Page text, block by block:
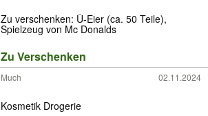
Zu verschenken: Ü-Eier (ca. 50 Teile),
Spielzeug von Mc Donalds
Zu Verschenken
Much 02.11.2024
Kosmetik Drogerie